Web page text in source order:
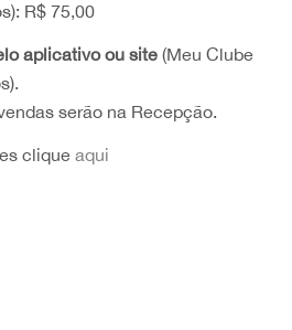
R$ 75,00
aplicativo ou site(Meu Clube
serão na Recepção.
clique aqui